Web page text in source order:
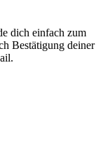
dich einfach zum
Bestätigung deiner